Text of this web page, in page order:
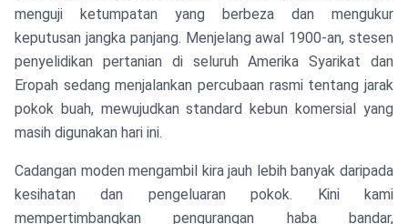
menguji ketumpatan yang berbeza dan mengukur
keputusan jangka panjang. Menjelang awal 1900-an, stesen
penyelidikan pertanian di seluruh Amerika Syarikat dan
Eropah sedang menjalankan percubaan rasmi tentang jarak
pokok buah, mewujudkan standard kebun komersial yang
masih digunakan hari ini.
Cadangan moden mengambil kira jauh lebih banyak daripada
kesihatan dan pengeluaran pokok. Kini kami
mempertimbangkan pengurangan haba bandar,